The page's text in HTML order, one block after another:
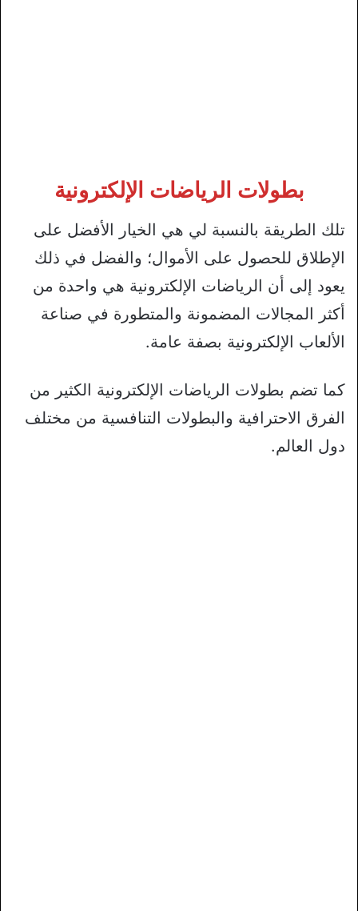
بطولات الرياضات الإلكترونية
تلك الطريقة بالنسبة لي هي الخيار الأفضل على
الإطلاق للحصول على الأموال؛ والفضل في ذلك
يعود إلى أن الرياضات الإلكترونية هي واحدة من
أكثر المجالات المضمونة والمتطورة في صناعة
الألعاب الإلكترونية بصفة عامة.
كما تضم بطولات الرياضات الإلكترونية الكثير من
الفرق الاحترافية والبطولات التنافسية من مختلف
دول العالم.